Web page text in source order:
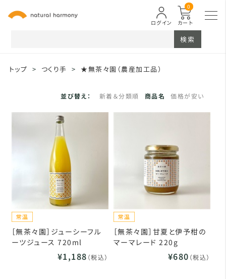
カート
0
ログイン
検索
トップ > つくり手 > ★無茶々園（農産加工品）
並び替え： 新着＆分類順 商品名 価格が安い
［無茶々園］ジューシーフル
ーツジュース 720ml
¥1,188 （税込）
［無茶々園］甘夏と伊予柑の
マーマレード 220g
¥680 （税込）